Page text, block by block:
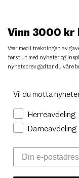
Vinn 3000 kr
Vær med i trekningen av
først ut med nyheter og
nyhetsbrev godtar du våre
Vil du motta
Herreavdeling
Dameavdeling